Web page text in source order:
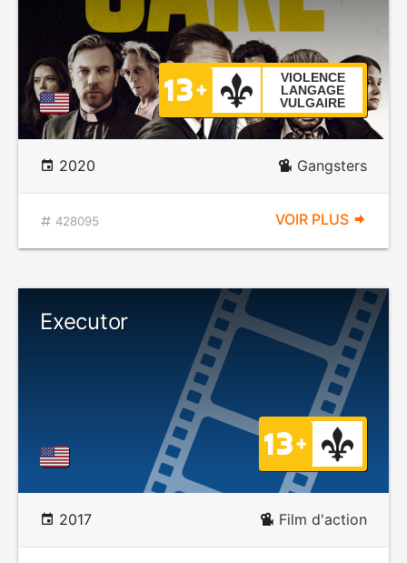
VIOLENCE
LANGAGE
VULGAIRE
2020 Gangsters
428095 VOIR PLUS
Executor
2017 Film d'action